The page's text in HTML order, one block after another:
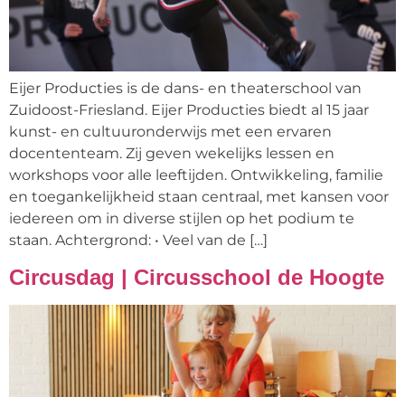
Eijer Producties is de dans- en theaterschool van
Zuidoost-Friesland. Eijer Producties biedt al 15 jaar
kunst- en cultuuronderwijs met een ervaren
docententeam. Zij geven wekelijks lessen en
workshops voor alle leeftijden. Ontwikkeling, familie
en toegankelijkheid staan centraal, met kansen voor
iedereen om in diverse stijlen op het podium te
staan. Achtergrond: • Veel van de […]
Circusdag | Circusschool de Hoogte